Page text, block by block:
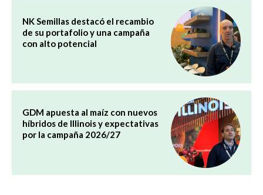
NK Semillas destacó el recambio
de su portafolio y una campaña
con alto potencial
GDM apuesta al maíz con nuevos
híbridos de Illinois y expectativas
por la campaña 2026/27